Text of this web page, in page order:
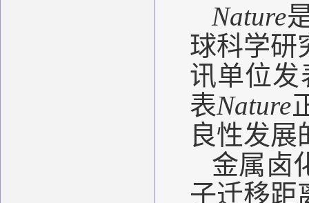
Nature
球科学研
讯单位发
表Nature
良性发展
金属卤
子迁移距